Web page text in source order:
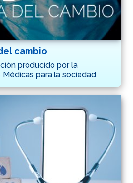
cambio
producido por la
Médicas para la sociedad